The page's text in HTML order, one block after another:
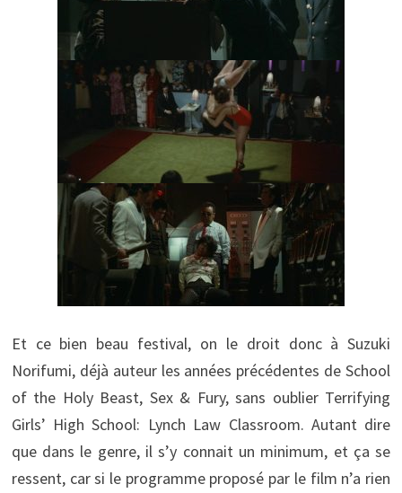
Et ce bien beau festival, on le droit donc à Suzuki
Norifumi, déjà auteur les années précédentes de School
of the Holy Beast, Sex & Fury, sans oublier Terrifying
Girls’ High School: Lynch Law Classroom. Autant dire
que dans le genre, il s’y connait un minimum, et ça se
ressent, car si le programme proposé par le film n’a rien